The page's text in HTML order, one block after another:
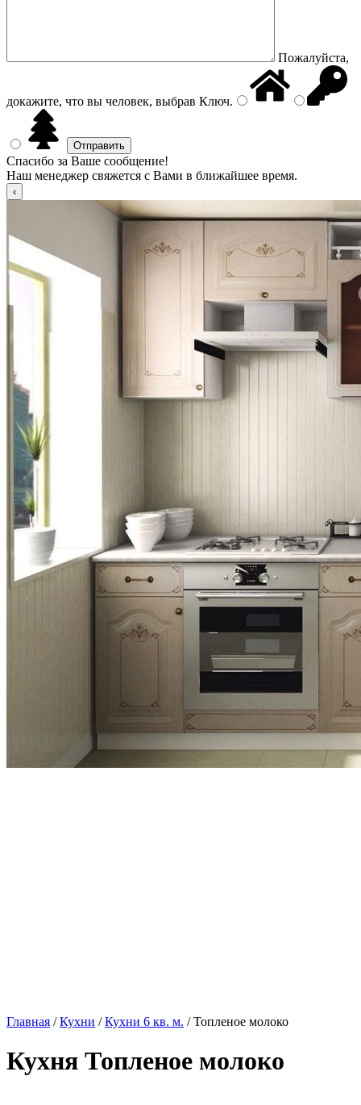
Пожалуйста,
докажите, что вы человек, выбрав Ключ.
Спасибо за Ваше сообщение!
Наш менеджер свяжется с Вами в ближайшее время.
Главная /Кухни /Кухни 6 кв. м. / Топленое молоко
Кухня Топленое молоко